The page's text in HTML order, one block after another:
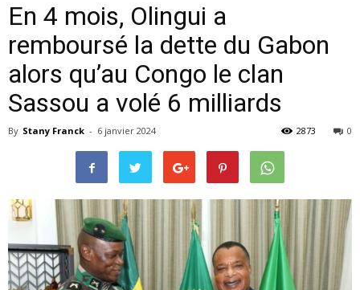
En 4 mois, Olingui a
remboursé la dette du Gabon
alors qu’au Congo le clan
Sassou a volé 6 milliards
By Stany Franck - 6 janvier 2024 0
2873